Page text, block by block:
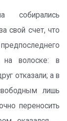
собирались
свой счет, что
на волоске: в
отказали; а в
лишь
переносить